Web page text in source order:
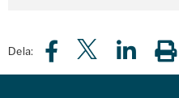
Dela: